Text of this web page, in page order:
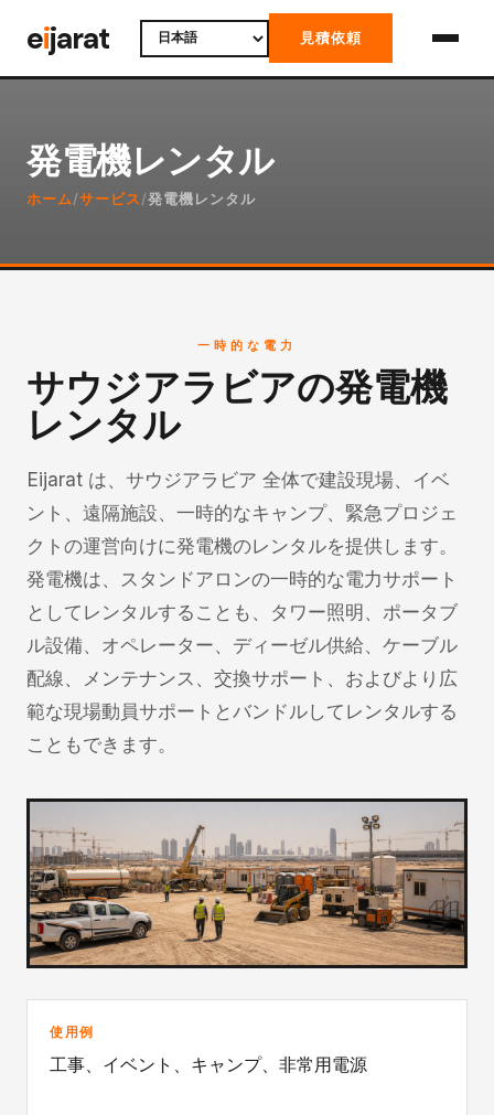
toeijarat 見積依頼
発電機レンタル
ホーム/サービス /発電機レンタル
一時的な電力
サウジアラビアの発電機
レンタル
Eijarat は、サウジアラビア 全体で建設現場、イベ
ント、遠隔施設、一時的なキャンプ、緊急プロジェ
クトの運営向けに発電機のレンタルを提供します。
発電機は、スタンドアロンの一時的な電力サポート
としてレンタルすることも、タワー照明、ポータブ
ル設備、オペレーター、ディーゼル供給、ケーブル
配線、メンテナンス、交換サポート、およびより広
範な現場動員サポートとバンドルしてレンタルする
こともできます。
使用例
工事、イベント、キャンプ、非常用電源